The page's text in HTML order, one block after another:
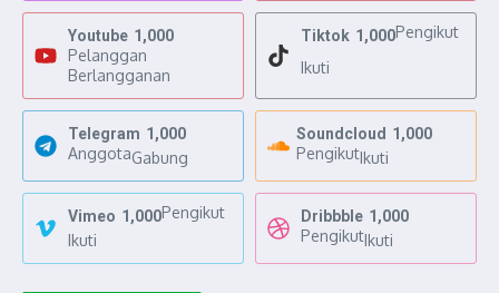
Youtube 1,000
Pelanggan
Berlangganan
Tiktok 1,000Pengikut
Ikuti
Telegram 1,000
AnggotaGabung
Soundcloud 1,000
PengikutIkuti
Vimeo 1,000Pengikut
Ikuti
Dribbble 1,000
PengikutIkuti